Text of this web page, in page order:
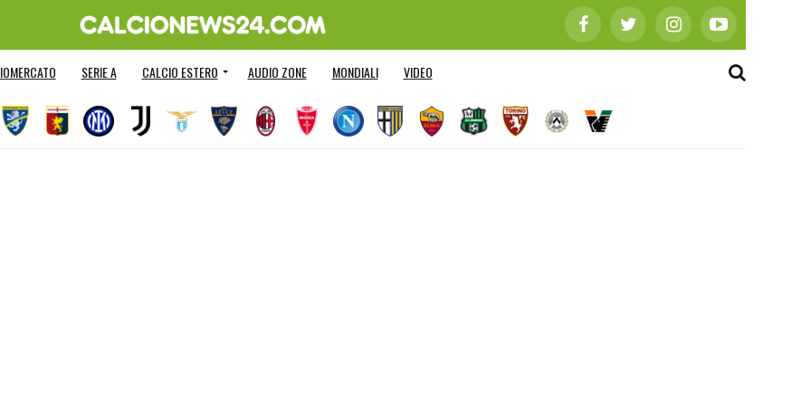
SERIE A CALCIO ESTERO AUDIO ZONE MONDIALI VIDEO